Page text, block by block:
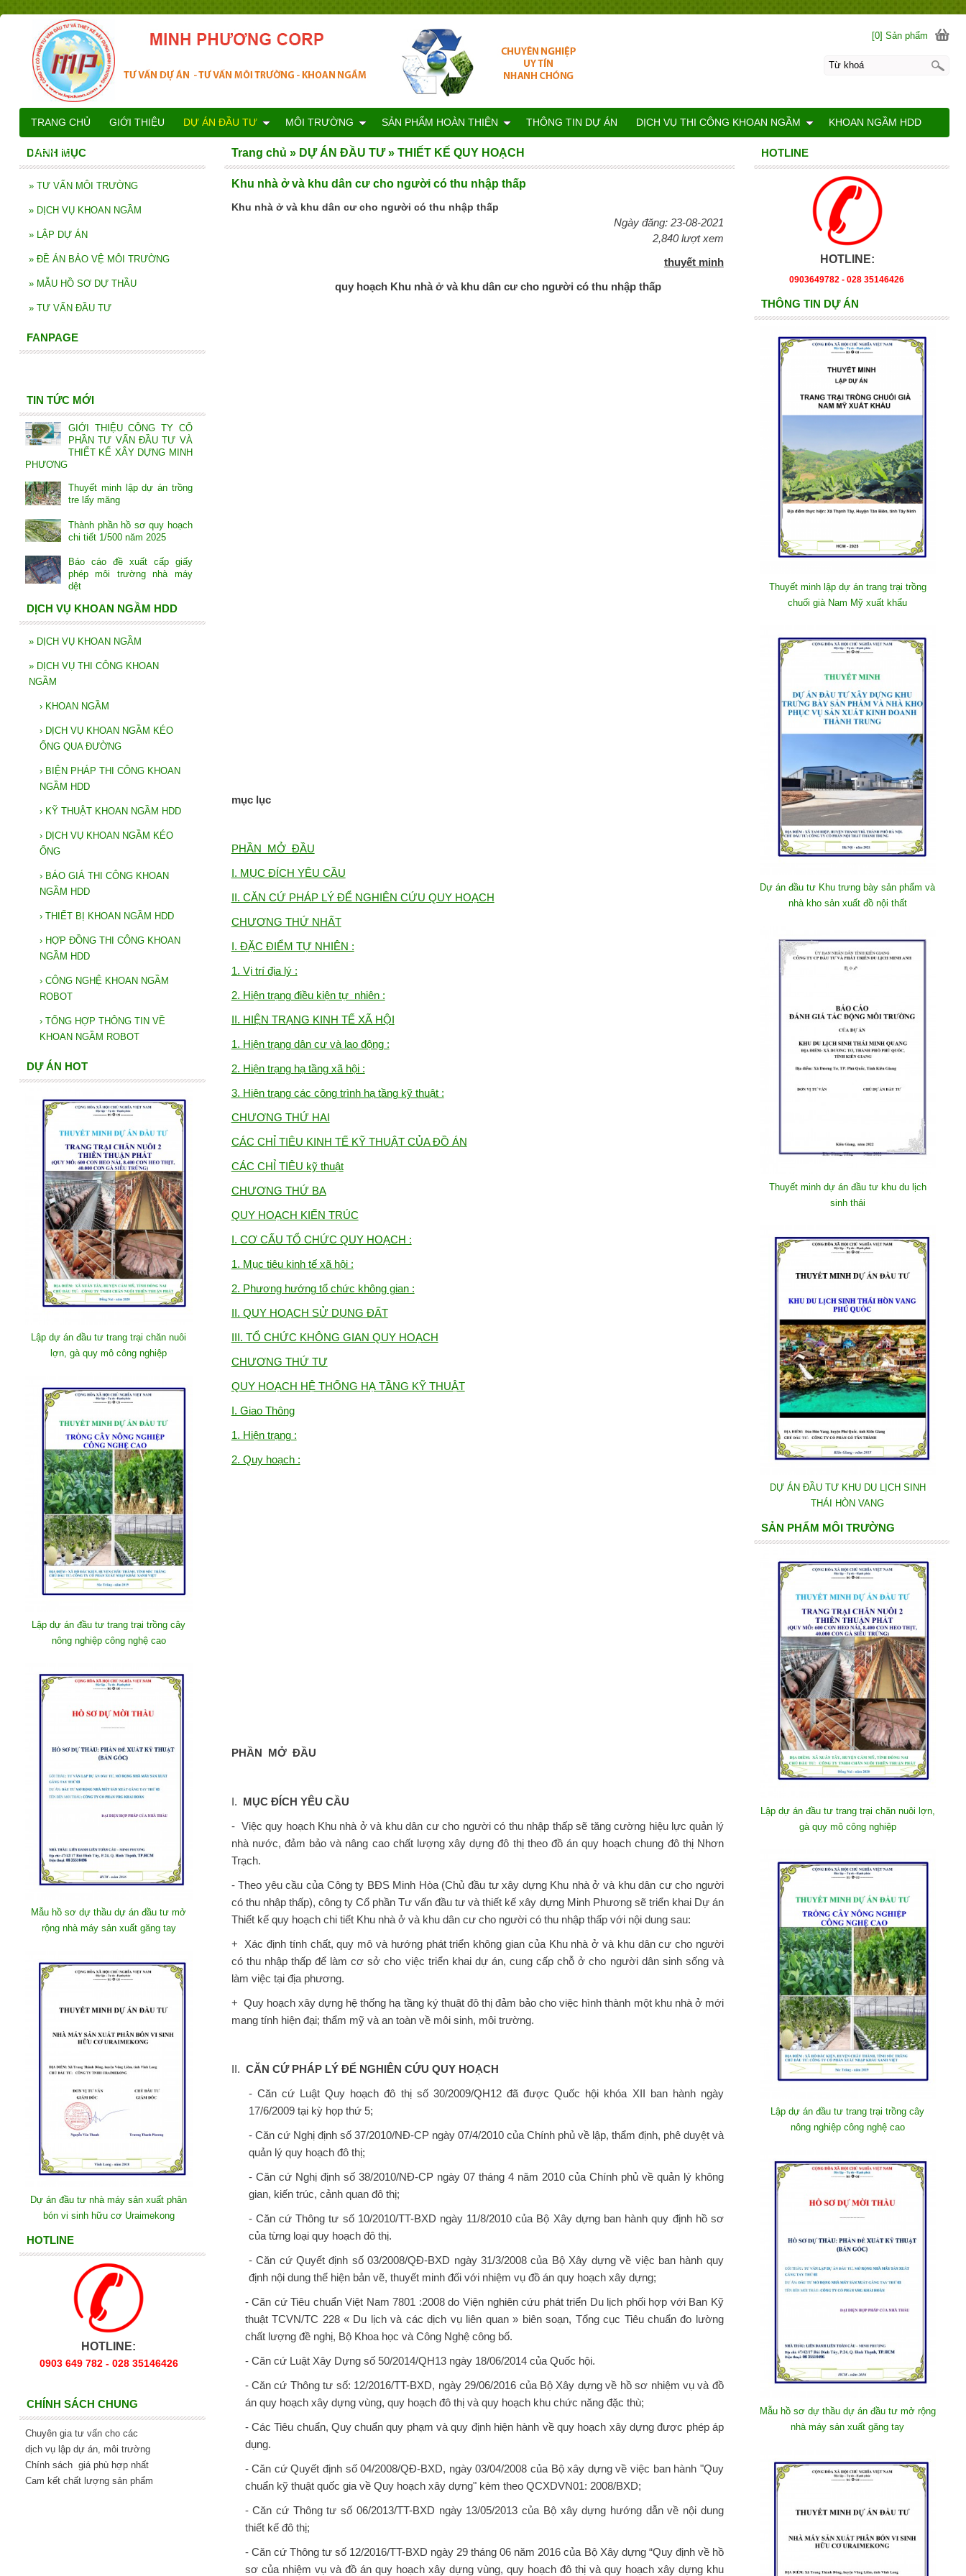
Khu nhà ở và khu dân cư cho người có thu nhập thấp
Khu nhà ở và khu dân cư cho người có thu nhập thấp
Ngày đăng: 23-08-2021
2,840 lượt xem
thuyết minh
quy hoạch Khu nhà ở và khu dân cư cho người có thu nhập thấp
mục lục
PHẦN MỞ ĐẦU
I. MỤC ĐÍCH YÊU CẦU
II. CĂN CỨ PHÁP LÝ ĐỂ NGHIÊN CỨU QUY HOẠCH
CHƯƠNG THỨ NHẤT
I. ĐẶC ĐIỂM TỰ NHIÊN :
1. Vị trí địa lý :
2. Hiện trạng điều kiện tự nhiên :
II. HIỆN TRẠNG KINH TẾ XÃ HỘI
1. Hiện trạng dân cư và lao động :
2. Hiện trạng hạ tầng xã hội :
3. Hiện trạng các công trình hạ tầng kỹ thuật :
CHƯƠNG THỨ HAI
CÁC CHỈ TIÊU KINH TẾ KỸ THUẬT CỦA ĐỒ ÁN
CÁC CHỈ TIÊU kỹ thuật
CHƯƠNG THỨ BA
QUY HOẠCH KIẾN TRÚC
I. CƠ CẤU TỔ CHỨC QUY HOẠCH :
1. Mục tiêu kinh tế xã hội :
2. Phương hướng tổ chức không gian :
II. QUY HOẠCH SỬ DỤNG ĐẤT
III. TỔ CHỨC KHÔNG GIAN QUY HOẠCH
CHƯƠNG THỨ TƯ
QUY HOẠCH HỆ THỐNG HẠ TẦNG KỸ THUẬT
I. Giao Thông
1. Hiện trạng :
2. Quy hoạch :
PHẦN MỞ ĐẦU
I. MỤC ĐÍCH YÊU CẦU
- Việc quy hoạch Khu nhà ở và khu dân cư cho người có thu nhập thấp sẽ tăng cường hiệu lực quản lý
nhà nước, đảm bảo và nâng cao chất lượng xây dựng đô thị theo đồ án quy hoạch chung đô thị Nhơn
Trạch.
- Theo yêu cầu của Công ty BĐS Minh Hòa (Chủ đầu tư xây dựng Khu nhà ở và khu dân cư cho người
có thu nhập thấp), công ty Cổ phần Tư vấn đầu tư và thiết kế xây dựng Minh Phương sẽ triển khai Dự án
Thiết kế quy hoạch chi tiết Khu nhà ở và khu dân cư cho người có thu nhập thấp với nội dung sau:
+ Xác định tính chất, quy mô và hướng phát triển không gian của Khu nhà ở và khu dân cư cho người
có thu nhập thấp để làm cơ sở cho việc triển khai dự án, cung cấp chỗ ở cho người dân sinh sống và
làm việc tại địa phương.
+ Quy hoạch xây dựng hệ thống hạ tầng ký thuật đô thị đảm bảo cho việc hình thành một khu nhà ở mới
mang tính hiện đại; thẩm mỹ và an toàn về môi sinh, môi trường.
II. CĂN CỨ PHÁP LÝ ĐỂ NGHIÊN CỨU QUY HOẠCH
- Căn cứ Luật Quy hoạch đô thị số 30/2009/QH12 đã được Quốc hội khóa XII ban hành ngày
17/6/2009 tại kỳ họp thứ 5;
- Căn cứ Nghị định số 37/2010/NĐ-CP ngày 07/4/2010 của Chính phủ về lập, thẩm định, phê duyệt và
quản lý quy hoạch đô thị;
- Căn cứ Nghị định số 38/2010/NĐ-CP ngày 07 tháng 4 năm 2010 của Chính phủ về quản lý không
gian, kiến trúc, cảnh quan đô thị;
- Căn cứ Thông tư số 10/2010/TT-BXD ngày 11/8/2010 của Bộ Xây dựng ban hành quy định hồ sơ
của từng loại quy hoạch đô thị.
- Căn cứ Quyết định số 03/2008/QĐ-BXD ngày 31/3/2008 của Bộ Xây dựng về việc ban hành quy
định nội dung thể hiện bản vẽ, thuyết minh đối với nhiệm vụ đồ án quy hoạch xây dựng;
- Căn cứ Tiêu chuẩn Việt Nam 7801 :2008 do Viện nghiên cứu phát triển Du lịch phối hợp với Ban Kỹ
thuật TCVN/TC 228 « Du lịch và các dịch vụ liên quan » biên soạn, Tổng cục Tiêu chuẩn đo lường
chất lượng đề nghị, Bộ Khoa học và Công Nghệ công bố.
- Căn cứ Luật Xây Dựng số 50/2014/QH13 ngày 18/06/2014 của Quốc hội.
- Căn cứ Thông tư số: 12/2016/TT-BXD, ngày 29/06/2016 của Bộ Xây dựng về hồ sơ nhiệm vụ và đồ
án quy hoạch xây dựng vùng, quy hoạch đô thị và quy hoạch khu chức năng đặc thù;
- Các Tiêu chuẩn, Quy chuẩn quy phạm và quy định hiện hành về quy hoạch xây dựng được phép áp
dụng.
- Căn cứ Quyết định số 04/2008/QĐ-BXD, ngày 03/04/2008 của Bộ xây dựng về việc ban hành "Quy
chuẩn kỹ thuật quốc gia về Quy hoạch xây dựng" kèm theo QCXDVN01: 2008/BXD;
- Căn cứ Thông tư số 06/2013/TT-BXD ngày 13/05/2013 của Bộ xây dựng hướng dẫn về nội dung
thiết kế đô thị;
- Căn cứ Thông tư số 12/2016/TT-BXD ngày 29 tháng 06 năm 2016 của Bộ Xây dựng “Quy định về hồ
sơ của nhiệm vụ và đồ án quy hoạch xây dựng vùng, quy hoạch đô thị và quy hoạch xây dựng khu
Trang chủ » DỰ ÁN ĐẦU TƯ » THIẾT KẾ QUY HOẠCH HOTLINE
HOTLINE:
0903649782 - 028 35146426
THÔNG TIN DỰ ÁN
Thuyết minh lập dự án trang trại trồng
chuối già Nam Mỹ xuất khẩu
Dự án đầu tư Khu trưng bày sản phẩm và
nhà kho sản xuất đồ nội thất
Thuyết minh dự án đầu tư khu du lịch
sinh thái
DỰ ÁN ĐẦU TƯ KHU DU LỊCH SINH
THÁI HÒN VANG
SẢN PHẨM MÔI TRƯỜNG
Lập dự án đầu tư trang trại chăn nuôi lợn,
gà quy mô công nghiệp
Lập dự án đầu tư trang trại trồng cây
nông nghiệp công nghệ cao
Mẫu hồ sơ dự thầu dự án đầu tư mở rộng
nhà máy sản xuất găng tay
DANH MỤC
» TƯ VẤN MÔI TRƯỜNG
» DỊCH VỤ KHOAN NGẦM
» LẬP DỰ ÁN
» ĐỀ ÁN BẢO VỆ MÔI TRƯỜNG
» MẪU HỒ SƠ DỰ THẦU
» TƯ VẤN ĐẦU TƯ
FANPAGE
TIN TỨC MỚI
GIỚI THIỆU CÔNG TY CỔ
PHẦN TƯ VẤN ĐẦU TƯ VÀ
THIẾT KẾ XÂY DỰNG MINH
PHƯƠNG
Thuyết minh lập dự án trồng
tre lấy măng
Thành phần hồ sơ quy hoạch
chi tiết 1/500 năm 2025
Báo cáo đề xuất cấp giấy
phép môi trường nhà máy
dệt
DỊCH VỤ KHOAN NGẦM HDD
» DỊCH VỤ KHOAN NGẦM
» DỊCH VỤ THI CÔNG KHOAN
NGẦM
› KHOAN NGẦM
› DỊCH VỤ KHOAN NGẦM KÉO
ỐNG QUA ĐƯỜNG
› BIỆN PHÁP THI CÔNG KHOAN
NGẦM HDD
› KỸ THUẬT KHOAN NGẦM HDD
› DỊCH VỤ KHOAN NGẦM KÉO
ỐNG
› BÁO GIÁ THI CÔNG KHOAN
NGẦM HDD
› THIẾT BỊ KHOAN NGẦM HDD
› HỢP ĐỒNG THI CÔNG KHOAN
NGẦM HDD
› CÔNG NGHỆ KHOAN NGẦM
ROBOT
› TỔNG HỢP THÔNG TIN VỀ
KHOAN NGẦM ROBOT
DỰ ÁN HOT
Lập dự án đầu tư trang trại chăn nuôi
lợn, gà quy mô công nghiệp
Lập dự án đầu tư trang trại trồng cây
nông nghiệp công nghệ cao
Mẫu hồ sơ dự thầu dự án đầu tư mở
rộng nhà máy sản xuất găng tay
Dự án đầu tư nhà máy sản xuất phân
bón vi sinh hữu cơ Uraimekong
HOTLINE
HOTLINE:
0903 649 782 - 028 35146426
CHÍNH SÁCH CHUNG
Chuyên gia tư vấn cho các
dịch vụ lập dự án, môi trường
Chính sách giá phù hợp nhất
Cam kết chất lượng sản phẩm
[0] Sản phẩm
TRANG CHỦ GIỚI THIỆU DỰ ÁN ĐẦU TƯ MÔI TRƯỜNG SẢN PHẨM HOÀN THIỆN THÔNG TIN DỰ ÁN DỊCH VỤ THI CÔNG KHOAN NGẦM KHOAN NGẦM HDD
LIÊN HỆ